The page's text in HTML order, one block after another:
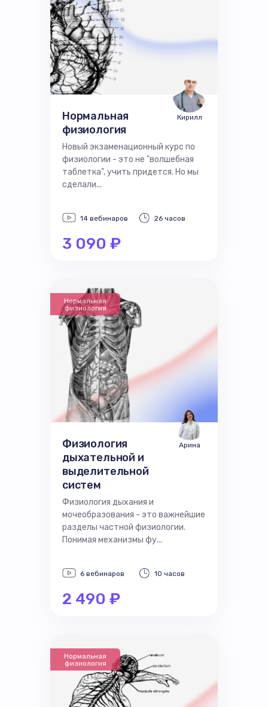
Нормальная
физиология
Новый экзаменационный курс по
физиологии - это не "волшебная
таблетка", учить придется. Но мы
сделали...
Кирилл
14 вебинаров 26 часов
3 090 ₽
Нормальная
физиология
Физиология
дыхательной и
выделительной
систем
Физиология дыхания и
мочеобразования - это важнейшие
разделы частной физиологии.
Понимая механизмы фу...
Арина
6 вебинаров 10 часов
2 490 ₽
Нормальная
физиология